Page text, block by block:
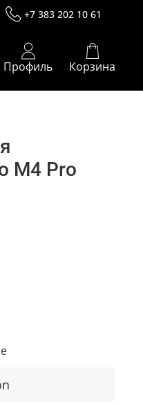
+7 383 202 10 61
Профиль Корзина
M4 Pro